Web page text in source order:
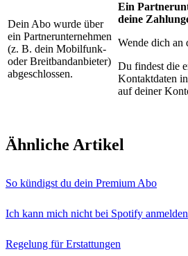
Dein Abo wurde über
ein Partnerunternehmen
(z. B. dein Mobilfunk-
oder Breitbandanbieter)
abgeschlossen.
Ein
deine
Wende dich an
Du findest die
Kontaktdaten
auf deiner
Ähnliche Artikel
So kündigst du dein Premium Abo
Ich kann mich nicht bei Spotify anmelden
Regelung für Erstattungen